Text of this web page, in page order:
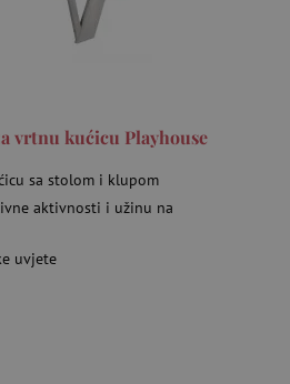
vrtnu kućicu Playhouse
sa stolom i klupom
aktivnosti i užinu na
uvjete